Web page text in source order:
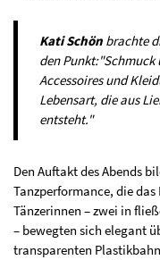
Kati Schön brachte
den Punkt:"Schmuck
Accessoires und
Lebensart, die aus
entsteht."
Den Auftakt des Abends
Tanzperformance, die
Tänzerinnen – zwei in
– bewegten sich elegant
transparenten